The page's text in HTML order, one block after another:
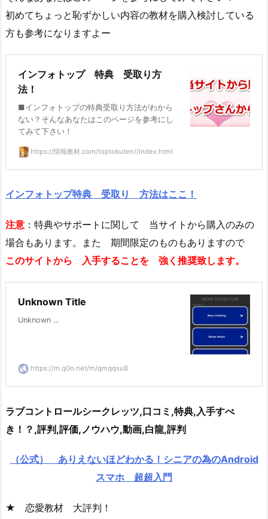
初めてちょっと恥ずかしい内容の教材を購入検討している
方も参考になりますよー
インフォトップ 特典 受取り方
法！
■インフォトップの特典受取り方法がわから
ない？そんなあなたはこのページを参考にし
てみて下さい！
https://情報教材.com/toptokuten//index.html
インフォトップ特典 受取り 方法はここ！
注意 ：特典やサポートに関して 当サイトから購入のみの
場合もあります。また 期間限定のものもありますので
このサイトから 入手することを 強く推奨致します。
Unknown Title
Unknown ...
https://m.q0o.net/m/qmqqsu8
ラブコントロールシークレッツ,口コミ,特典,入手すべ
き！？,評判,評価,ノウハウ,動画,白龍,評判
（公式） ありえないほどわかる！シニアの為のAndroid
スマホ 超超入門
★ 恋愛教材 大評判！